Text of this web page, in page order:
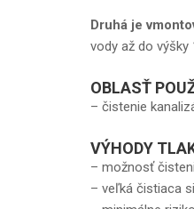
Druhá je
vody až do výšky
OBLASŤ
– čistenie
VÝHODY
– možnosť
– veľká čistiaca